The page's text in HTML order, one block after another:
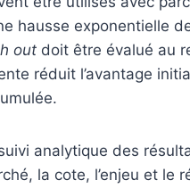
hausse exponentielle
out doit être évalué au
réduit l’avantage
analytique des
la cote, l’enjeu et le